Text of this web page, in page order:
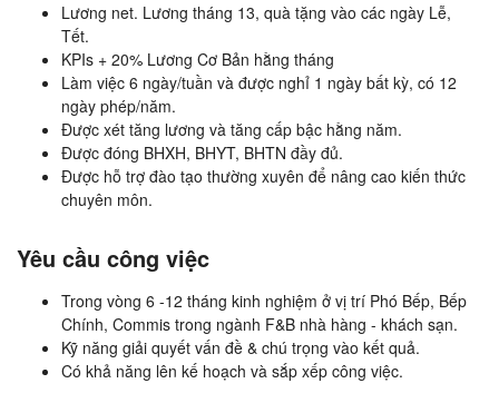
Lương net. Lương tháng 13, quà tặng vào các ngày Lễ,
Tết.
KPIs + 20% Lương Cơ Bản hằng tháng
Làm việc 6 ngày/tuần và được nghỉ 1 ngày bất kỳ, có 12
ngày phép/năm.
Được xét tăng lương và tăng cấp bậc hằng năm.
Được đóng BHXH, BHYT, BHTN đầy đủ.
Được hỗ trợ đào tạo thường xuyên để nâng cao kiến ​​thức
chuyên môn.
Yêu cầu công việc
Trong vòng 6 -12 tháng kinh nghiệm ở vị trí Phó Bếp, Bếp
Chính, Commis trong ngành F&B nhà hàng - khách sạn.
Kỹ năng giải quyết vấn đề & chú trọng vào kết quả.
Có khả năng lên kế hoạch và sắp xếp công việc.